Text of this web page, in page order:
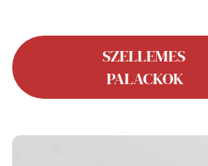
SZELLEMES
PALACKOK